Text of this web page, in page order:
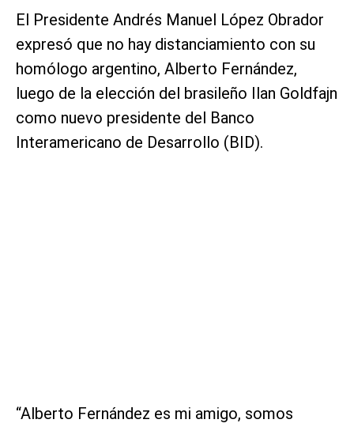
El Presidente Andrés Manuel López Obrador
expresó que no hay distanciamiento con su
homólogo argentino, Alberto Fernández,
luego de la elección del brasileño Ilan Goldfajn
como nuevo presidente del Banco
Interamericano de Desarrollo (BID).
“Alberto Fernández es mi amigo, somos